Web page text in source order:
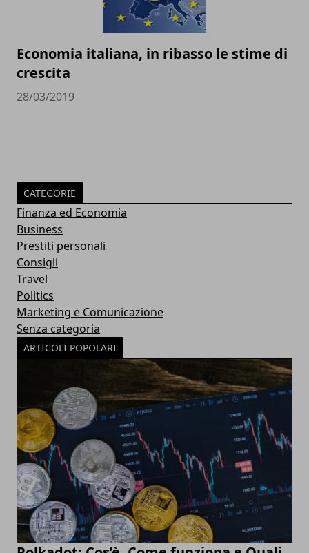
Economia italiana, in ribasso le stime di
crescita
28/03/2019
CATEGORIE
Finanza ed Economia
Business
Prestiti personali
Consigli
Travel
Politics
Marketing e Comunicazione
Senza categoria
ARTICOLI POPOLARI